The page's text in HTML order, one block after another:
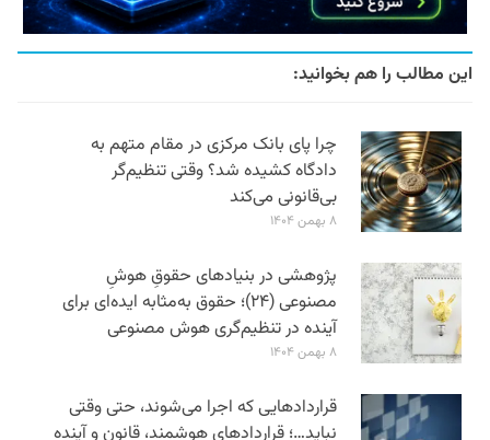
این مطالب را هم بخوانید:
چرا پای بانک مرکزی در مقام متهم به
دادگاه کشیده شد؟ وقتی تنظیم‌گر
بی‌قانونی می‌کند
۸ بهمن ۱۴۰۴
پژوهشی در بنیادهای حقوقِ هوشِ
مصنوعی (۲۴)؛ حقوق به‌مثابه ایده‌ای برای
آینده در تنظیم‌گری هوش مصنوعی
۸ بهمن ۱۴۰۴
قراردادهایی که اجرا می‌شوند، حتی وقتی
نباید…؛ قراردادهای هوشمند، قانون و آینده